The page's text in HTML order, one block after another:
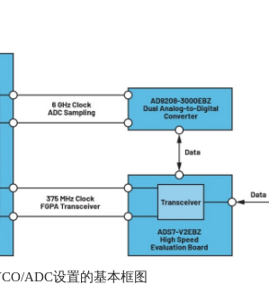
ADC设置的基本框图